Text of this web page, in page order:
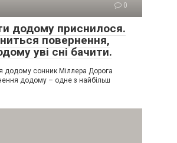
0
додому приснилося.
повернення,
уві сні бачити.
додому сонник Міллера Дорога
додому – одне з найбільш